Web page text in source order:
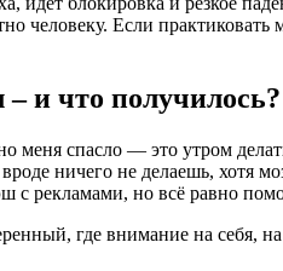
человеку. Если
и что получилось?
меня спасло — это утром
ничего не делаешь, хотя
рекламами, но всё равно
где внимание на